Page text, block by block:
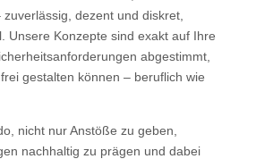
dezent und diskret,
Unsere Konzepte sind exakt auf Ihre
abgestimmt,
gestalten können – beruflich wie
nicht nur Anstöße zu geben,
nachhaltig zu prägen und dabei